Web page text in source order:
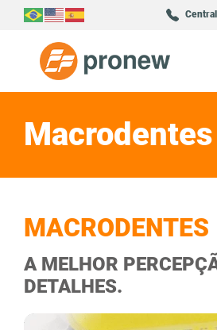
Macrodentes
MACRODENTES
A MELHOR
DETALHES.